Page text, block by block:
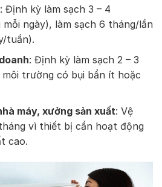
: Định kỳ làm sạch 3 – 4
ngày), làm sạch 6 tháng/lần
tuần).
: Định kỳ làm sạch 2 – 3
trường có bụi bẩn ít hoặc
máy, xưởng sản xuất: Vệ
vì thiết bị cần hoạt động
cao.